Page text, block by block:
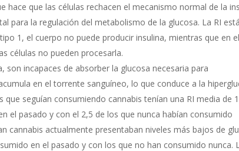
hace que las células rechacen el mecanismo normal de la
para la regulación del metabolismo de la glucosa. La RI está
1, el cuerpo no puede producir insulina, mientras que en
células no pueden procesarla.
son incapaces de absorber la glucosa necesaria para
en el torrente sanguíneo, lo que conduce a la
seguían consumiendo cannabis tenían una RI media de
el pasado y con el 2,5 de los que nunca habían consumido
cannabis actualmente presentaban niveles más bajos de
en el pasado y con los que no han consumido nunca.